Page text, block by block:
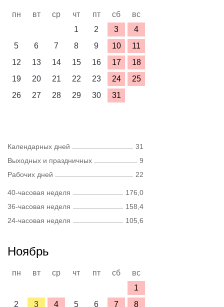
пн вт ср чт пт сб
вс
1
2 3
4
5
6 7 8 9 10
11
12
13 14 15 16 17
18
19
20 21 22 23 24
25
26
27 28 29 30 31
Календарных дней
31
Выходных и праздничных
9
Рабочих дней
22
40-часовая неделя
176,0
36-часовая неделя
158,4
24-часовая неделя
105,6
Ноябрь
пн вт ср чт пт сб
вс
1
2
3 4 5 6 7 8